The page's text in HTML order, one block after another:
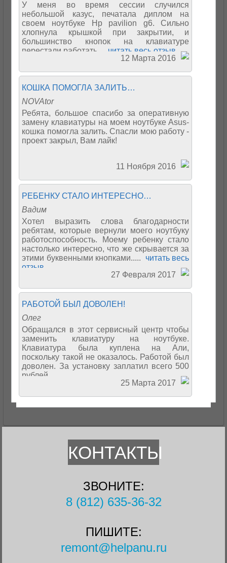
У меня во время сессии случился
небольшой казус, печатала диплом на
своем ноутбуке Hp pavilion g6. Сильно
хлопнула крышкой при закрытии, и
большинство кнопок на клавиатуре
перестали работать...
читать весь отзыв
12 Марта 2016
КОШКА ПОМОГЛА ЗАЛИТЬ…
NOVAtor
Ребята, большое спасибо за оперативную
замену клавиатуры на моем ноутбуке Asus-
кошка помогла залить. Спасли мою работу -
проект закрыл, Вам лайк!
11 Ноября 2016
РЕБЕНКУ СТАЛО ИНТЕРЕСНО…
Вадим
Хотел выразить слова благодарности
ребятам, которые вернули моего ноутбуку
работоспособность. Моему ребенку стало
настолько интересно, что же скрывается за
этими буквенными кнопками.....
читать весь
отзыв
27 Февраля 2017
РАБОТОЙ БЫЛ ДОВОЛЕН!
Олег
Обращался в этот сервисный центр чтобы
заменить клавиатуру на ноутбуке.
Клавиатура была куплена на Али,
поскольку такой не оказалось. Работой был
доволен. За установку заплатил всего 500
рублей.
25 Марта 2017
КОНТАКТЫ
ЗВОНИТЕ:
8 (812) 635-36-32
ПИШИТЕ:
remont@helpanu.ru